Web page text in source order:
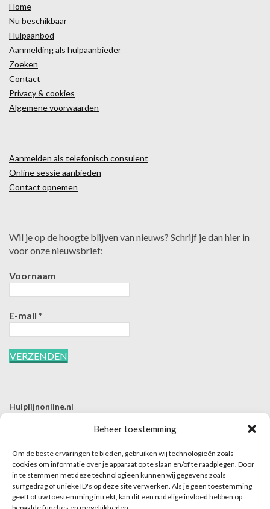
Beheer toestemming
Om de beste ervaringen te bieden, gebruiken wij technologieën zoals
cookies om informatie over je apparaat op te slaan en/of te raadplegen. Door
in te stemmen met deze technologieën kunnen wij gegevens zoals
surfgedrag of unieke ID's op deze site verwerken. Als je geen toestemming
geeft of uw toestemming intrekt, kan dit een nadelige invloed hebben op
Home
Nu beschikbaar
Hulpaanbod
Aanmelding als hulpaanbieder
Zoeken
Contact
Privacy & cookies
Algemene voorwaarden
Aanmelden als telefonisch consulent
Online sessie aanbieden
Contact opnemen
Wil je op de hoogte blijven van nieuws? Schrijf je dan hier in
voor onze nieuwsbrief:
Voornaam
E-mail *
Hulplijnonline.nl
E | info@hulplijnonline.nl
Contactformulier
Over Hulplijnonline.nl
Het team van Hulplijnonline.nl